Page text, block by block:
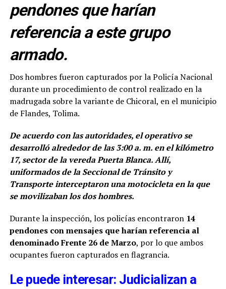
pendones que harían
referencia a este grupo
armado.
Dos hombres fueron capturados por la Policía Nacional
durante un procedimiento de control realizado en la
madrugada sobre la variante de Chicoral, en el municipio
de Flandes, Tolima.
De acuerdo con las autoridades, el operativo se
desarrolló alrededor de las 3:00 a. m. en el kilómetro
17, sector de la vereda Puerta Blanca. Allí,
uniformados de la Seccional de Tránsito y
Transporte interceptaron una motocicleta en la que
se movilizaban los dos hombres.
Durante la inspección, los policías encontraron 14
pendones con mensajes que harían referencia al
denominado Frente 26 de Marzo, por lo que ambos
ocupantes fueron capturados en flagrancia.
Le puede interesar: Judicializan a